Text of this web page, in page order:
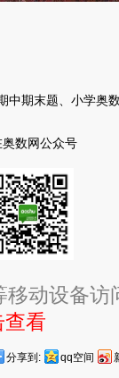
中期末题、小学奥
奥数网公众号
动设备访
查看
分享到: qq空间